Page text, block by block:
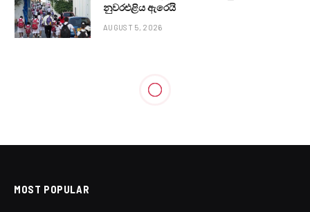
නුවරඑළිය ඇරෙයි
AUGUST 5, 2026
MOST POPULAR